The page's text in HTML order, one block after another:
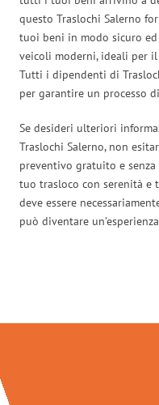
questo Traslochi Salerno
tuoi beni in modo sicuro ed
veicoli moderni, ideali per
Tutti i dipendenti di
per garantire un processo
Se desideri ulteriori
Traslochi Salerno, non
preventivo gratuito e
tuo trasloco con serenità e
deve essere
può diventare